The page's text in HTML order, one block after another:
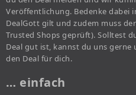
Veröffentlichung. Bedenke dabei
DealGott gilt und zudem muss
Trusted Shops geprüft). Solltest
Deal gut ist, kannst du uns
den Deal für dich.
… einfach